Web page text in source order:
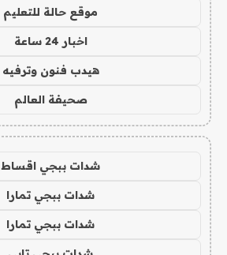
موقع حالة للتعليم
اخبار 24 ساعة
هيدب فنون وترفيه
صحيفة العالم
شدات ببجي اقساط
شدات ببجي تمارا
شدات ببجي تمارا